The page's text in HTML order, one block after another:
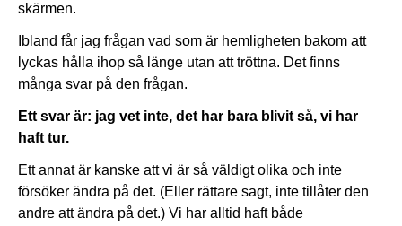
skärmen.
Ibland får jag frågan vad som är hemligheten bakom att
lyckas hålla ihop så länge utan att tröttna. Det finns
många svar på den frågan.
Ett svar är: jag vet inte, det har bara blivit så, vi har
haft tur.
Ett annat är kanske att vi är så väldigt olika och inte
försöker ändra på det. (Eller rättare sagt, inte tillåter den
andre att ändra på det.) Vi har alltid haft både